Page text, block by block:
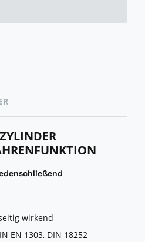
wirkend
EN 1303, DIN 18252